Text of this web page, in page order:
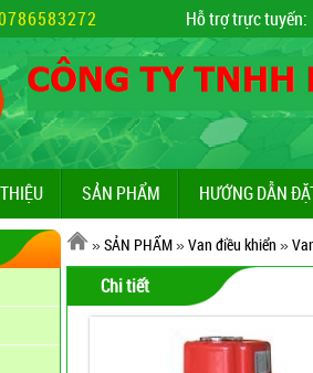
Hỗ trợ trực tuyến:
SẢN PHẨM HƯỚNG DẪN
»SẢN PHẨM»Van điều khiển »
Chi tiết